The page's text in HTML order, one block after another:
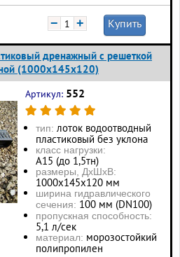
− + Купить
дренажный с решеткой
(1000x145x120)
Артикул: 552
тип: лоток водоотводный
пластиковый без уклона
класс нагрузки:
А15 (до 1,5тн)
размеры, ДхШхВ:
1000х145х120 мм
ширина гидравлического
сечения: 100 мм (DN100)
пропускная способность:
5,1 л/сек
материал: морозостойкий
полипропилен